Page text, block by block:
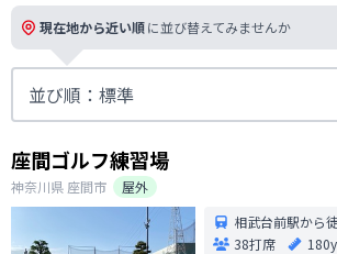
現在地から近い順に並び替えてみませんか
座間ゴルフ練習場
神奈川県 座間市
屋外
相武台前駅から
38打席